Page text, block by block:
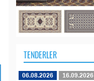
TENDERLER
06.08.2026 16.09.2026